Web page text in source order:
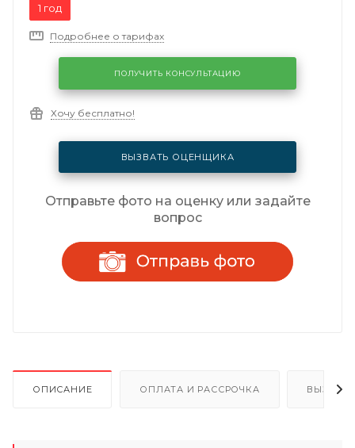
1 год
Подробнее о тарифах
ПОЛУЧИТЬ КОНСУЛЬТАЦИЮ
Хочу бесплатно!
ВЫЗВАТЬ ОЦЕНЩИКА
Отправьте фото на оценку или задайте
вопрос
ОПИСАНИЕ ОПЛАТА И РАССРОЧКА ВЫЗОВ